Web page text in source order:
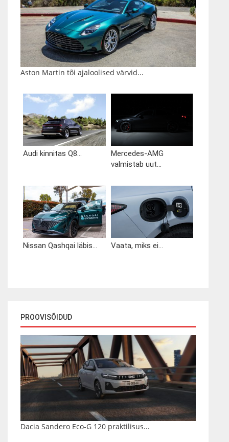
Aston Martin tõi ajaloolised värvid...
Audi kinnitas Q8...
Mercedes-AMG
valmistab uut...
Nissan Qashqai läbis... Vaata, miks ei...
PROOVISÕIDUD
Dacia Sandero Eco-G 120 praktilisus...